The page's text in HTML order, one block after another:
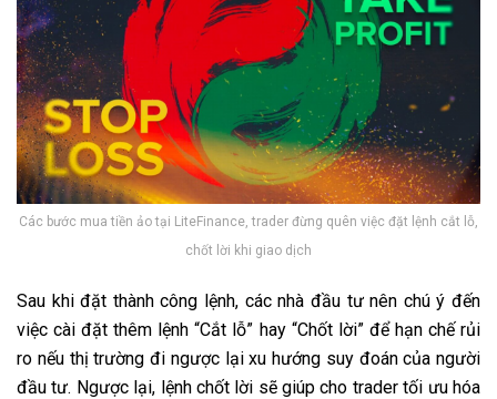
Các bước mua tiền ảo tại LiteFinance, trader đừng quên việc đặt lệnh cắt lỗ,
chốt lời khi giao dịch
Sau khi đặt thành công lệnh, các nhà đầu tư nên chú ý đến
việc cài đặt thêm lệnh “Cắt lỗ” hay “Chốt lời” để hạn chế rủi
ro nếu thị trường đi ngược lại xu hướng suy đoán của người
đầu tư. Ngược lại, lệnh chốt lời sẽ giúp cho trader tối ưu hóa